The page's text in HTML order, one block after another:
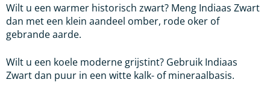
Wilt u een warmer historisch zwart? Meng Indiaas Zwart
dan met een klein aandeel omber, rode oker of
gebrande aarde.
Wilt u een koele moderne grijstint? Gebruik Indiaas
Zwart dan puur in een witte kalk- of mineraalbasis.